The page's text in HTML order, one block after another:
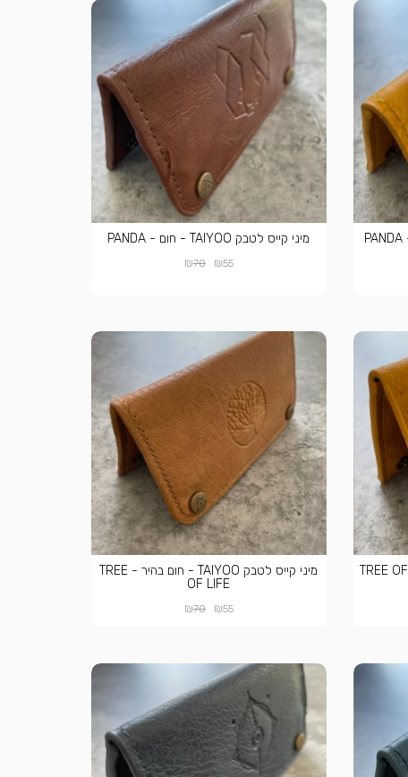
מיני קייס לטבק TAIYOO - חום - PANDA
₪55
₪70
מיני קייס לטבק TAIYOO - חרדל - TREE OF
מיני קייס לטבק TAIYOO - חום בהיר - TREE
OF LIFE
₪55
₪70